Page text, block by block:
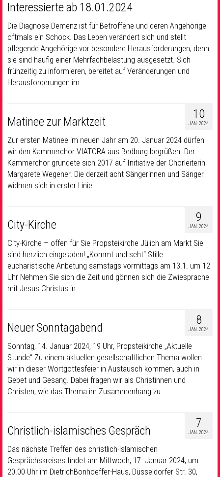
Interessierte ab 18.01.2024
Die Diagnose Demenz ist für Betroffene und deren Angehörige
oftmals ein Schock. Das Leben verändert sich und stellt
pflegende Angehörige vor besondere Herausforderungen, denn
sie sind häufig einer Mehrfachbelastung ausgesetzt. Sich
frühzeitig zu informieren, bereitet auf Veränderungen und
Herausforderungen im…
10
JAN. 2024
Matinee zur Marktzeit
Zur ersten Matinee im neuen Jahr am 20. Januar 2024 dürfen
wir den Kammerchor VIATORA aus Bedburg begrüßen. Der
Kammerchor gründete sich 2017 auf Initiative der Chorleiterin
Margarete Wegener. Die derzeit acht Sängerinnen und Sänger
widmen sich in erster Linie…
9
JAN. 2024
City-Kirche
City-Kirche – offen für Sie Propsteikirche Jülich am Markt Sie
sind herzlich eingeladen! „Kommt und seht“ Stille
eucharistische Anbetung samstags vormittags am 13.1. um 12
Uhr Nehmen Sie sich die Zeit und gönnen sich die Zwiesprache
mit Jesus Christus in…
8
JAN. 2024
Neuer Sonntagabend
Sonntag, 14. Januar 2024, 19 Uhr, Propsteikirche „Aktuelle
Stunde“ Zu einem aktuellen gesellschaftlichen Thema wollen
wir in dieser Wortgottesfeier in Austausch kommen, auch in
Gebet und Gesang. Dabei fragen wir als Christinnen und
Christen, wie das Thema im Zusammenhang zu…
7
JAN. 2024
Christlich-islamisches Gespräch
Das nächste Treffen des christlich-islamischen
Gesprächskreises findet am Mittwoch, 17. Januar 2024, um
20.00 Uhr im DietrichBonhoeffer-Haus, Düsseldorfer Str. 30,